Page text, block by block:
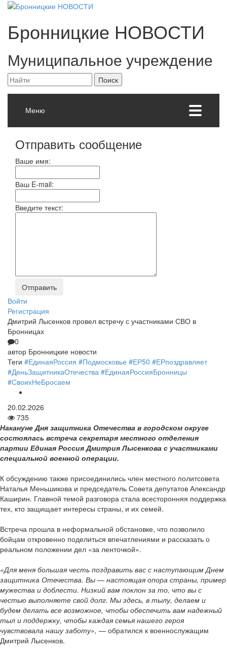
Бронницкие НОВОСТИ
Муниципальное учреждение
Меню
Отправить сообщение
Ваше имя:
Ваш E-mail:
Введите текст:
Войти
Регистрация
Дмитрий Лысенков провел встречу с участниками СВО в
Бронницах
0
автор Бронницкие новости
Теги #ЕдинаяРоссия #Подмосковье #ЕР50 #ЕРпоздравляет
#ДеньЗащитникаОтечества #ЕдинаяРоссияБронницы
#СвоихНеБросаем
20.02.2026
735
Накануне Дня защитника Отечества в городском округе
состоялась встреча секретаря местного отделения
партии Единая Россия Дмитрия Лысенкова с участниками
специальной военной операции.
К обсуждению также присоединились член местного политсовета
Наталья Меньшикова и председатель Совета депутатов Александр
Каширин. Главной темой разговора стала всесторонняя поддержка
тех, кто защищает интересы страны, и их семей.
Встреча прошла в неформальной обстановке, что позволило
бойцам откровенно поделиться впечатлениями и рассказать о
реальном положении дел «за ленточкой».
«Для меня большая честь поздравить вас с наступающим Днем
защитника Отечества. Вы — настоящая опора страны, пример
мужества и доблести. Низкий вам поклон за то, что вы с
честью выполняете свой долг. Мы здесь, в тылу, делаем и
будем делать все возможное, чтобы обеспечить вам надежный
тыл и поддержку, чтобы каждая семья нашего героя
чувствовала нашу заботу», —обратился к военнослужащим
Дмитрий Лысенков.